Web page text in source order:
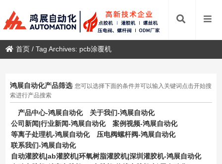
首页 /Tag Archives: pcb涂覆机
鸿展自动化产品筛选 您可以选择下面的条件并可以输入关键词点击开始搜
索进行产品搜索
产品中心-鸿展自动化
关于我们-鸿展自动化
公司新闻|行业新闻-鸿展自动化
案例视频-鸿展自动化
等离子处理机-鸿展自动化
压电阀螺杆阀-鸿展自动化
联系我们-鸿展自动化
自动灌胶机|ab灌胶机|环氧树脂灌胶机|深圳灌胶机-鸿展自动化